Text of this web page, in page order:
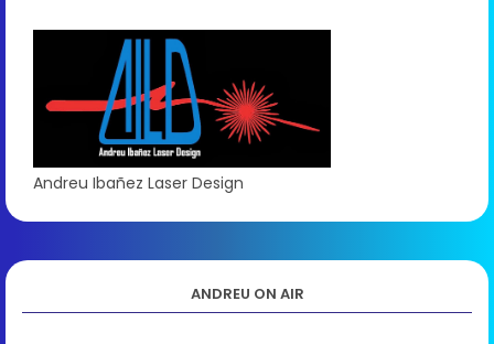
Andreu Ibañez Laser Design
ANDREU ON AIR